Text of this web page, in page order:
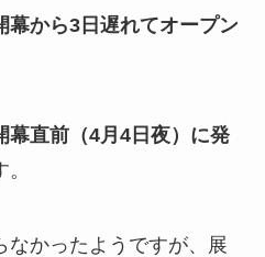
幕から3日遅れてオープン
幕直前（4月4日夜）に発
なかったようですが、展